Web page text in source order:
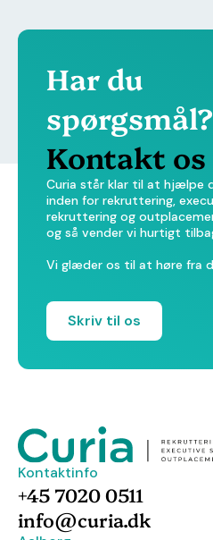
Har du
spørgsmål?
Kontakt os
Curia står klar til at hjælpe
inden for rekruttering,
rekruttering og
og så vender vi hurtigt
Vi glæder os til at høre fra
Skriv til os
Kontaktinfo
+45 7020 0511
info@curia.dk